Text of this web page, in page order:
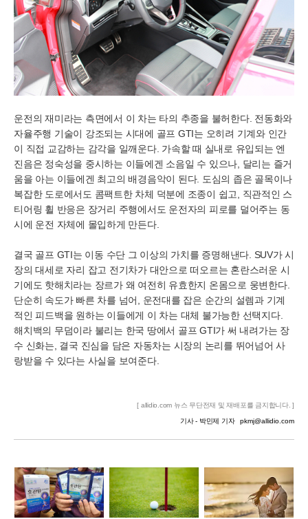
운전의 재미라는 측면에서 이 차는 타의 추종을 불허한다. 전동화와
자율주행 기술이 강조되는 시대에 골프 GTI는 오히려 기계와 인간
이 직접 교감하는 감각을 일깨운다. 가속할 때 실내로 유입되는 엔
진음은 정숙성을 중시하는 이들에겐 소음일 수 있으나, 달리는 즐거
움을 아는 이들에겐 최고의 배경음악이 된다. 도심의 좁은 골목이나
복잡한 도로에서도 콤팩트한 차체 덕분에 조종이 쉽고, 직관적인 스
티어링 휠 반응은 장거리 주행에서도 운전자의 피로를 덜어주는 동
시에 운전 자체에 몰입하게 만든다.
결국 골프 GTI는 이동 수단 그 이상의 가치를 증명해낸다. SUV가 시
장의 대세로 자리 잡고 전기차가 대안으로 떠오르는 혼란스러운 시
기에도 핫해치라는 장르가 왜 여전히 유효한지 온몸으로 웅변한다.
단순히 속도가 빠른 차를 넘어, 운전대를 잡은 순간의 설렘과 기계
적인 피드백을 원하는 이들에게 이 차는 대체 불가능한 선택지다.
해치백의 무덤이라 불리는 한국 땅에서 골프 GTI가 써 내려가는 장
수 신화는, 결국 진심을 담은 자동차는 시장의 논리를 뛰어넘어 사
랑받을 수 있다는 사실을 보여준다.
[ allidio.com 뉴스 무단전재 및 재배포를 금지합니다. ]
기사 - 박민제 기자 pkmj@allidio.com